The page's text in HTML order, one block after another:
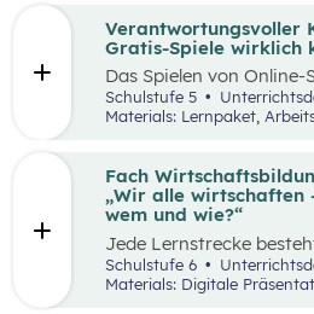
Verantwortungsvoller
Gratis-Spiele wirklich
Das Spielen von
und Jugendlichen
Spielen viele Vorteile mit
aufmerksam zu
und Lernmaterial setzt
aufeinander
abgehandelt werden
Schulstufe 5
Materials: Lernpaket,
Fach
„Wir alle wirtschaften
wem und wie?“
Jede Lernstrecke
welches dazu dient
jeweilige Lernstrecke
dem eigenen
Schulstufe 6
Materials: Digitale
beschrieben. Tipps und
Markt-Tag selbst, sowie
Erlebnis gefeiert und
sind ebenfalls enthalten.